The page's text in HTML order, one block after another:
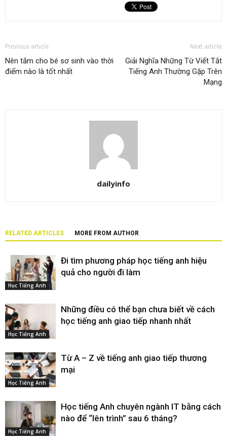
Previous article
Nên tắm cho bé sơ sinh vào thời
điểm nào là tốt nhất
Next article
Giải Nghĩa Những Từ Viết Tắt
Tiếng Anh Thường Gặp Trên
Mạng
dailyinfo
RELATED ARTICLES MORE FROM AUTHOR
Học Tiếng Anh
Đi tìm phương pháp học tiếng anh hiệu
quả cho người đi làm
Học Tiếng Anh
Những điều có thể bạn chưa biết về cách
học tiếng anh giao tiếp nhanh nhất
Học Tiếng Anh
Từ A – Z về tiếng anh giao tiếp thương
mại
Học Tiếng Anh
Học tiếng Anh chuyên ngành IT bằng cách
nào để “lên trình” sau 6 tháng?